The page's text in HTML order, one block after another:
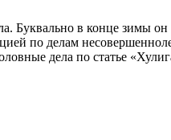
Буквально в конце зимы
по делам
дела по статье